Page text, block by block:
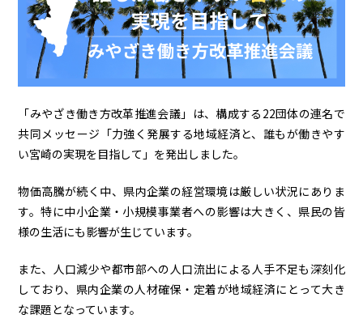
「みやざき働き方改革推進会議」は、構成する22団体の連名で
共同メッセージ「力強く発展する地域経済と、誰もが働きやす
い宮崎の実現を目指して」を発出しました。
物価高騰が続く中、県内企業の経営環境は厳しい状況にありま
す。特に中小企業・小規模事業者への影響は大きく、県民の皆
様の生活にも影響が生じています。
また、人口減少や都市部への人口流出による人手不足も深刻化
しており、県内企業の人材確保・定着が地域経済にとって大き
な課題となっています。